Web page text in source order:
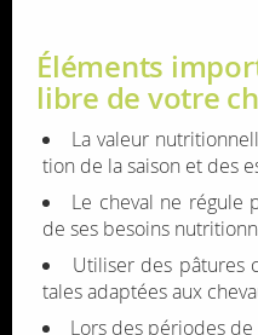
Élé­ments
libre de votre
La valeur
tion de la sai­son et des
Le che­val ne régule
de ses besoins
Uti­li­ser des pâtures
tales adap­tées aux
Lors des périodes